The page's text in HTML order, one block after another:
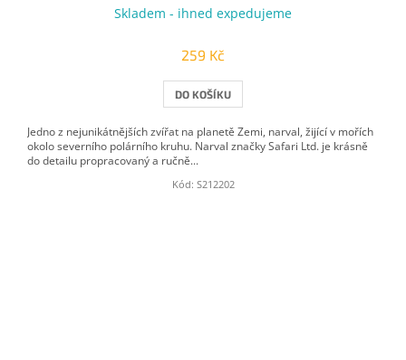
Skladem - ihned expedujeme
259 Kč
DO KOŠÍKU
Jedno z nejunikátnějších zvířat na planetě Zemi, narval, žijící v mořích
okolo severního polárního kruhu. Narval značky Safari Ltd. je krásně
do detailu propracovaný a ručně...
Kód: S212202